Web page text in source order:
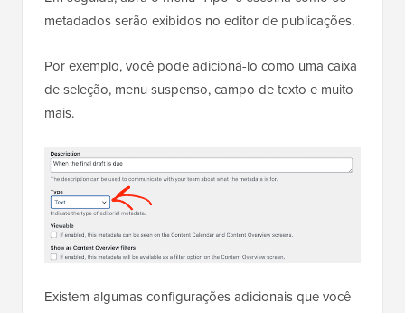
metadados serão exibidos no editor de publicações.
Por exemplo, você pode adicioná-lo como uma caixa
de seleção, menu suspenso, campo de texto e muito
mais.
Existem algumas configurações adicionais que você